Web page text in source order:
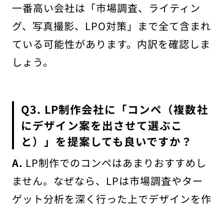
一番高い会社は「市場調査、ライティン
グ、写真撮影、LPO対策」まで全て含まれ
ている可能性があります。内訳を確認しま
しょう。
Q3. LP制作会社に「コンペ（複数社
にデザイン案を出させて選ぶこ
と）」を提案しても良いですか？
A. LP制作でのコンペはあまりおすすめし
ません。なぜなら、LPは市場調査やター
ゲット分析を深く行った上でデザインを作